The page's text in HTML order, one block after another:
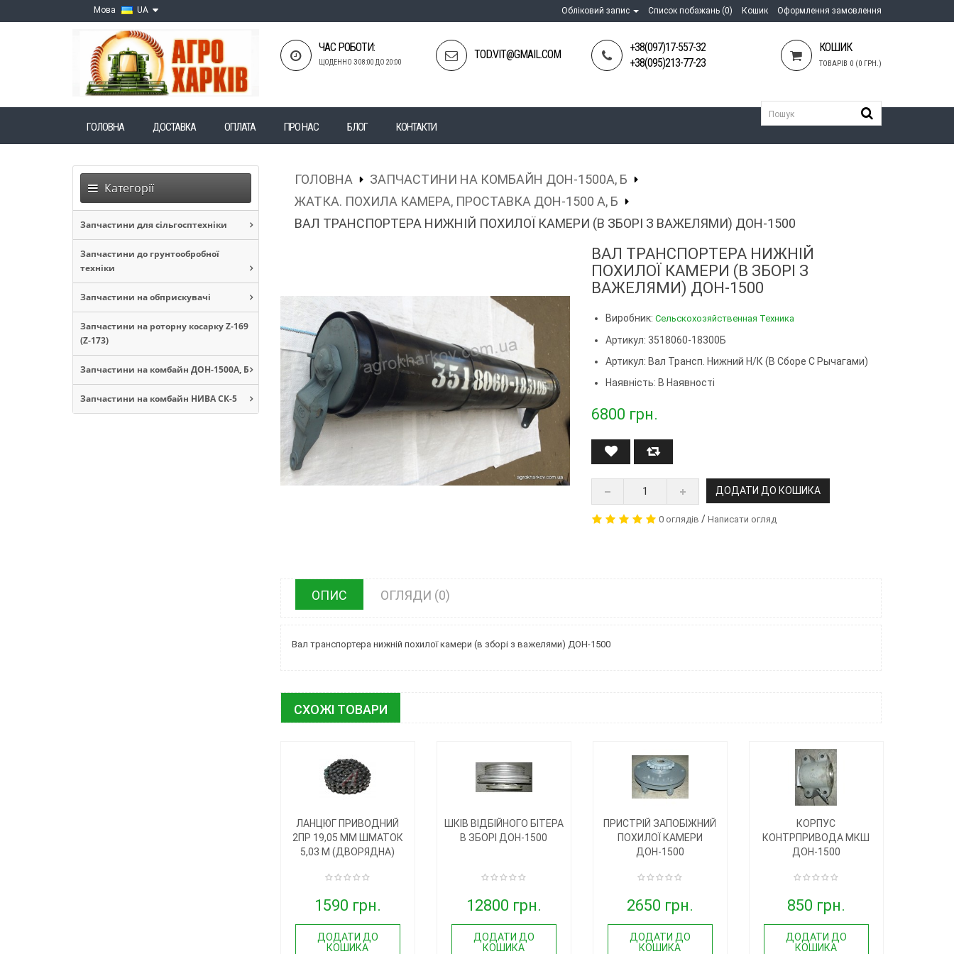
Мова UA Обліковий запис Список побажань (0) Кошик Оформлення замовлення
ЧАС РОБОТИ:
ЩОДЕННО З 08:00 ДО 20:00
TOD.VIT@GMAIL.COM
+38(097)17-557-32
+38(095)213-77-23
КОШИК
ТОВАРІВ 0 (0 ГРН.)
ГОЛОВНА ДОСТАВКА ОПЛАТА ПРО НАС БЛОГ КОНТАКТИ
Категорії
Запчастини для сільгосптехніки
Запчастини до грунтообробної
техніки
Запчастини на обприскувачі
Запчастини на роторну косарку Z-169
(Z-173)
Запчастини на комбайн ДОН-1500А, Б
Запчастини на комбайн НИВА СК-5
ГОЛОВНА
ЗАПЧАСТИНИ НА КОМБАЙН ДОН-1500А, Б
ЖАТКА. ПОХИЛА КАМЕРА, ПРОСТАВКА ДОН-1500 А, Б
ВАЛ ТРАНСПОРТЕРА НИЖНІЙ ПОХИЛОЇ КАМЕРИ (В ЗБОРІ З ВАЖЕЛЯМИ) ДОН-1500
ВАЛ ТРАНСПОРТЕРА НИЖНІЙ
ПОХИЛОЇ КАМЕРИ (В ЗБОРІ З
ВАЖЕЛЯМИ) ДОН-1500
Виробник:Сельскохозяйственная Техника
Артикул: 3518060-18300Б
Артикул: Вал Трансп. Нижний Н/к (в Сборе С Рычагами)
Наявність: В Наявності
6800 грн.
ДОДАТИ ДО КОШИКА
0 оглядів /Написати огляд
ОПИС ОГЛЯДИ (0)
Вал транспортера нижній похилої камери (в зборі з важелями) ДОН-1500
СХОЖІ ТОВАРИ
ЛАНЦЮГ ПРИВОДНИЙ
2ПР 19,05 ММ ШМАТОК
5,03 М (ДВОРЯДНА)
1590 грн.
ДОДАТИ ДО
КОШИКА
ШКІВ ВІДБІЙНОГО БІТЕРА
В ЗБОРІ ДОН-1500
12800 грн.
ДОДАТИ ДО
КОШИКА
ПРИСТРІЙ ЗАПОБІЖНИЙ
ПОХИЛОЇ КАМЕРИ
ДОН-1500
2650 грн.
ДОДАТИ ДО
КОШИКА
КОРПУС
КОНТРПРИВОДА МКШ
ДОН-1500
850 грн.
ДОДАТИ ДО
КОШИКА